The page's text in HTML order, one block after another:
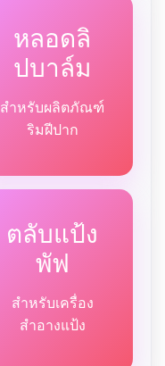
หลอดลิ
ปบาล์ม
สำหรับผลิตภัณฑ์
ริมฝีปาก
ตลับแป้ง
พัฟ
สำหรับเครื่อง
สำอางแป้ง